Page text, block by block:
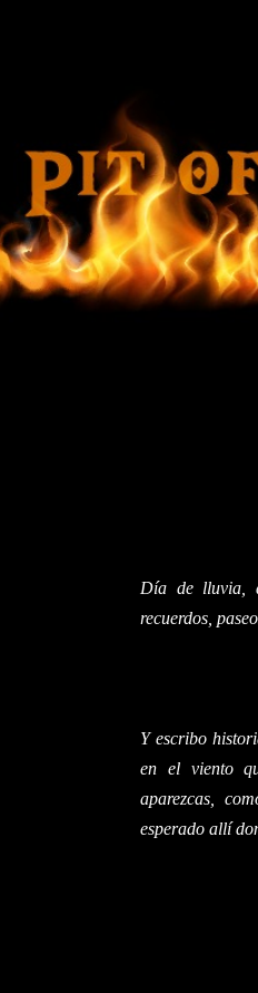
Día de lluvia,
recuerdos,
Y escribo
en el viento
aparezcas,
esperado allí